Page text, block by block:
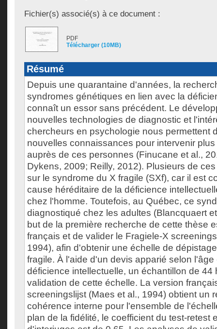
Fichier(s) associé(s) à ce document :
PDF
Télécharger (10MB)
Résumé
Depuis une quarantaine d'années, la
syndromes génétiques en lien avec la
connaît un essor sans précédent. Le
nouvelles technologies de diagnostic et
chercheurs en psychologie nous permettent
nouvelles connaissances pour intervenir
auprès de ces personnes (Finucane et al.,
Dykens, 2009; Reilly, 2012). Plusieurs de
sur le syndrome du X fragile (SXf), car il est
cause héréditaire de la déficience
chez l'homme. Toutefois, au Québec, ce
diagnostiqué chez les adultes (Blancquaert
but de la première recherche de cette thèse
français et de valider le Fragiele-X
1994), afin d'obtenir une échelle de
fragile. À l'aide d'un devis apparié selon
déficience intellectuelle, un échantillon de 44
validation de cette échelle. La version
screeningslijst (Maes et al., 1994) obtient un
cohérence interne pour l'ensemble de
plan de la fidélité, le coefficient du test-retest